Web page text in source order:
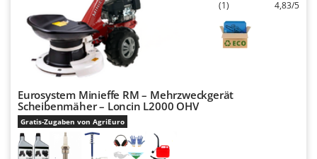
(1) 4,83/5
Eurosystem Minieffe RM – Mehrzweckgerät
Scheibenmäher – Loncin L2000 OHV
Gratis-Zugaben von AgriEuro